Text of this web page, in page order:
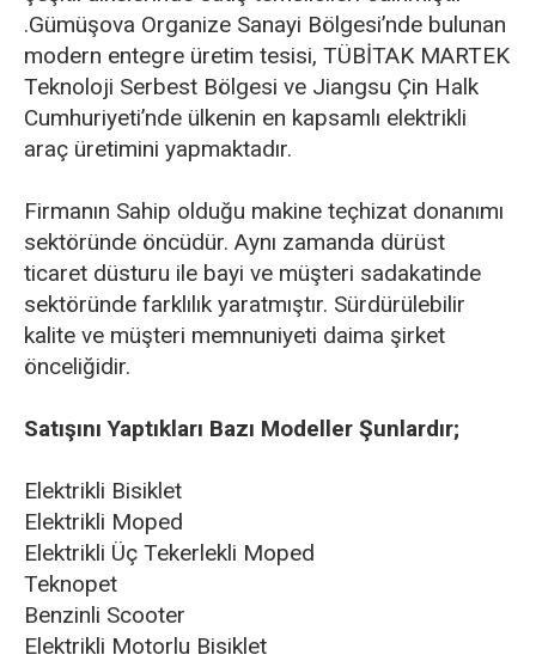
.Gümüşova Organize Sanayi Bölgesi’nde bulunan
modern entegre üretim tesisi, TÜBİTAK MARTEK
Teknoloji Serbest Bölgesi ve Jiangsu Çin Halk
Cumhuriyeti’nde ülkenin en kapsamlı elektrikli
araç üretimini yapmaktadır.
Firmanın Sahip olduğu makine teçhizat donanımı
sektöründe öncüdür. Aynı zamanda dürüst
ticaret düsturu ile bayi ve müşteri sadakatinde
sektöründe farklılık yaratmıştır. Sürdürülebilir
kalite ve müşteri memnuniyeti daima şirket
önceliğidir.
Satışını Yaptıkları Bazı Modeller Şunlardır;
Elektrikli Bisiklet
Elektrikli Moped
Elektrikli Üç Tekerlekli Moped
Teknopet
Benzinli Scooter
Elektrikli Motorlu Bisiklet